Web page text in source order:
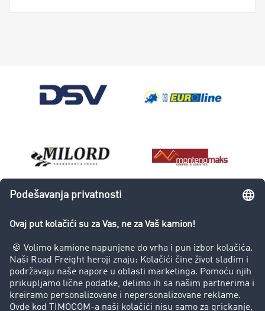
Registracija - jednostavno je:
Isprobajte sada BESPLATNO